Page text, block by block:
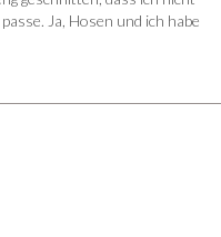
Ja, Hosen und ich habe